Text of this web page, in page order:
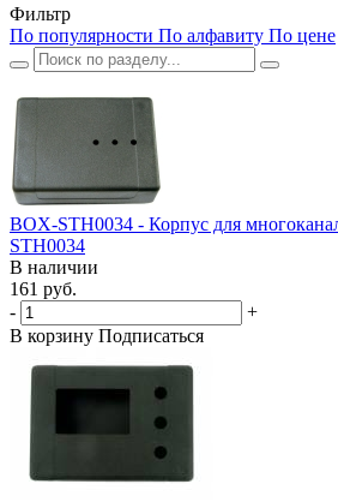
Фильтр
По популярности По алфавиту По цене
BOX-STH0034 - Корпус для
STH0034
В наличии
161 руб.
-
+
В корзину Подписаться